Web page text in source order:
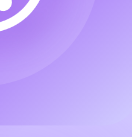
imagens profissionais.